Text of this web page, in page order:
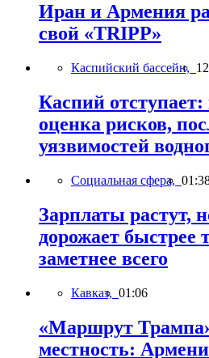
Иран и Армения
свой «TRIPP»
Каспийский бассейн,
Каспий
оценка рисков,
уязвимостей
Социальная сфера,
Зарплаты растут,
дорожает быстрее
заметнее всего
Кавказ, 01:06
«Маршрут
местность: